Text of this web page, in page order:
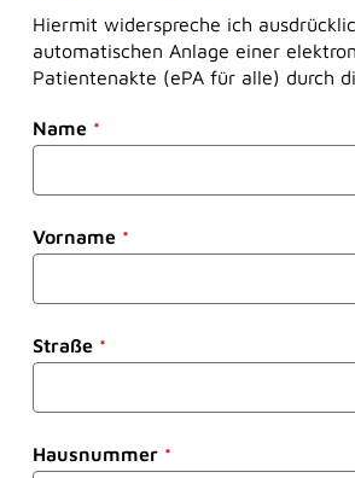
Hiermit widerspreche ich
automatischen Anlage einer
Patientenakte (ePA für alle) durch
Name *
Vorname *
Straße *
Hausnummer *
Frag Sina
Frag Sina
Unsere digitaler Assistentin
noch nicht alles perfekt, lernt